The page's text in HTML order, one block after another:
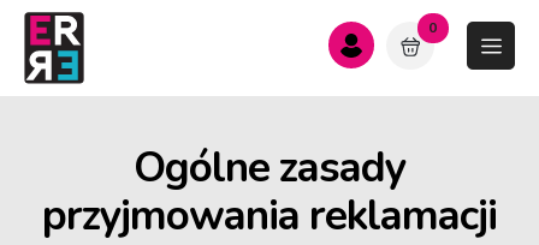
0
Ogólne zasady
przyjmowania reklamacji